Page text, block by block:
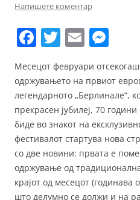
Напишете коментар
F
c
e
b
o
o
k
T
itt
er
E
ai
l
ss
e
n
g
er
Месецот февруари
одржувањето на првиот
легендарното „Берлинале“,
прекрасен јубилеј, 70
биде во знакот на
фестивалот стартува нова
со две новини: првата е
одржување од
крајот од месецот
што делумно се должи и на